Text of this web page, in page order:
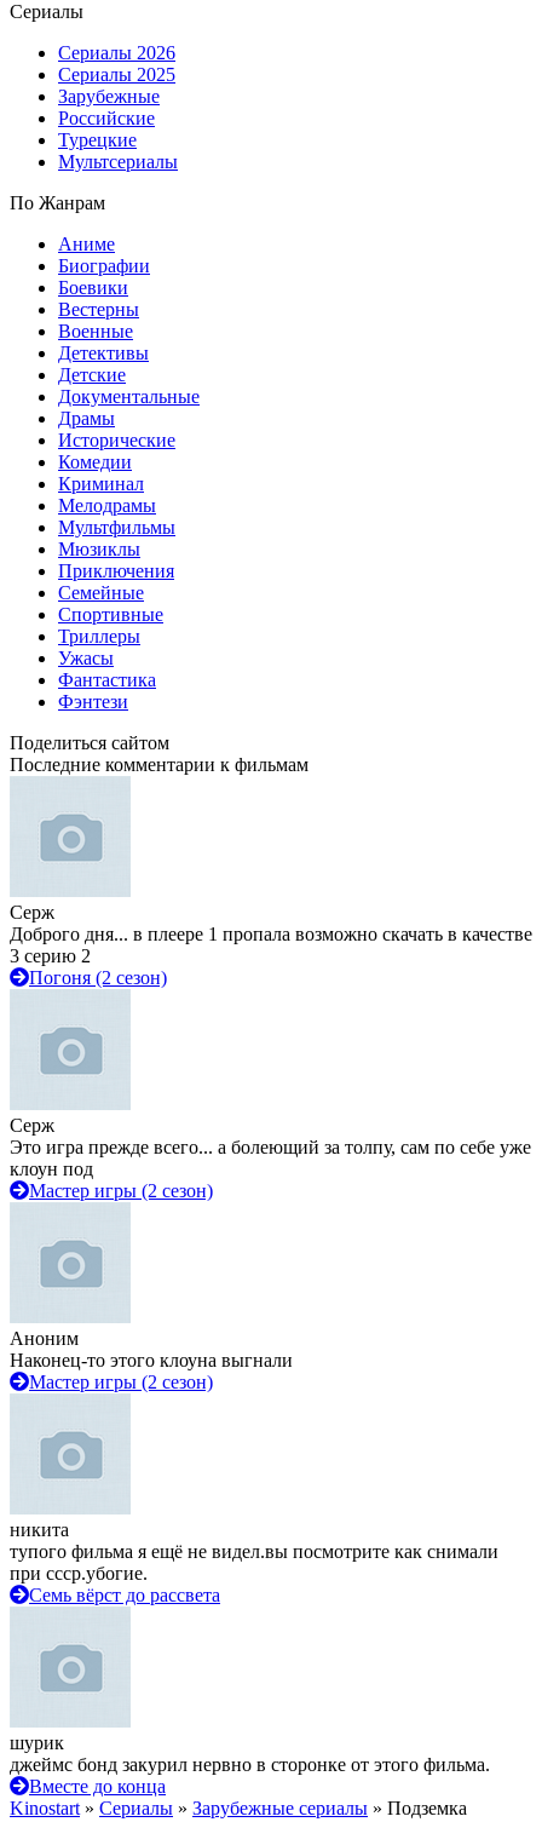
Сериалы
Сериалы 2026
Сериалы 2025
Зарубежные
Российские
Турецкие
Мультсериалы
По Жанрам
Аниме
Биографии
Боевики
Вестерны
Военные
Детективы
Детские
Документальные
Драмы
Исторические
Комедии
Криминал
Мелодрамы
Мультфильмы
Мюзиклы
Приключения
Семейные
Спортивные
Триллеры
Ужасы
Фантастика
Фэнтези
Поделиться сайтом
Последние комментарии к фильмам
Серж
Доброго дня... в плеере 1 пропала возможно скачать в качестве
3 серию 2
Погоня (2 сезон)
Серж
Это игра прежде всего... а болеющий за толпу, сам по себе уже
клоун под
Мастер игры (2 сезон)
Аноним
Наконец-то этого клоуна выгнали
Мастер игры (2 сезон)
никита
тупого фильма я ещё не видел.вы посмотрите как снимали
при ссср.убогие.
Семь вёрст до рассвета
шурик
джеймс бонд закурил нервно в сторонке от этого фильма.
Вместе до конца
Kinostart » Сериалы » Зарубежные сериалы » Подземка